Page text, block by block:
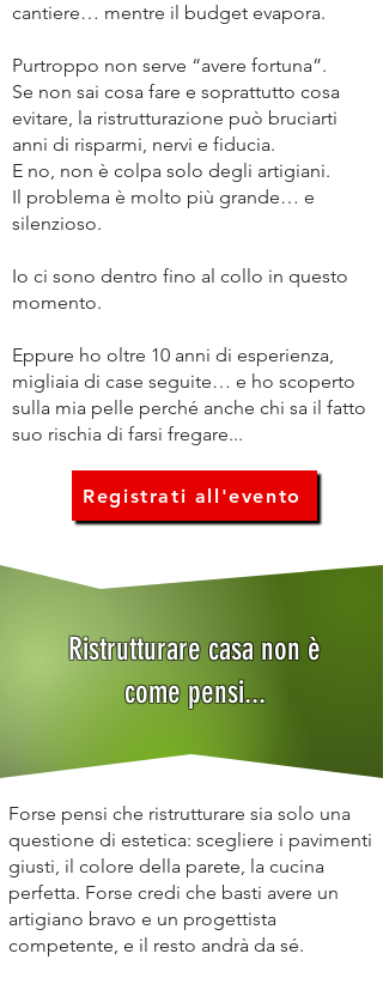
cantiere… mentre il budget evapora.
Purtroppo non serve “avere fortuna”.
Se non sai cosa fare e soprattutto cosa
evitare, la ristrutturazione può bruciarti
anni di risparmi, nervi e fiducia.
E no, non è colpa solo degli artigiani.
Il problema è molto più grande… e
silenzioso.
Io ci sono dentro fino al collo in questo
momento.
Eppure ho oltre 10 anni di esperienza,
migliaia di case seguite… e ho scoperto
sulla mia pelle perché anche chi sa il fatto
suo rischia di farsi fregare...
Registrati all'evento
Ristrutturare casa non è
come pensi...
Forse pensi che ristrutturare sia solo una
questione di estetica: scegliere i pavimenti
giusti, il colore della parete, la cucina
perfetta. Forse credi che basti avere un
artigiano bravo e un progettista
competente, e il resto andrà da sé.